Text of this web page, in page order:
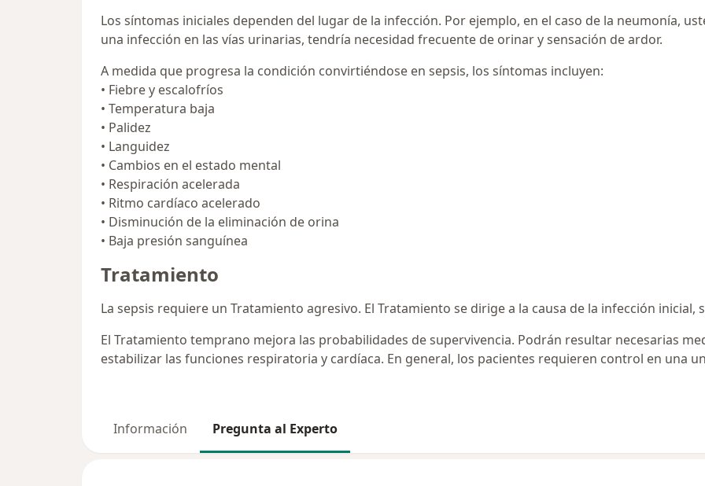
Los síntomas iniciales dependen del lugar de la infección. Por ejemplo, en el caso de la neumonía,
una infección en las vías urinarias, tendría necesidad frecuente de orinar y sensación de ardor.
A medida que progresa la condición convirtiéndose en sepsis, los síntomas incluyen:
• Fiebre y escalofríos
• Temperatura baja
• Palidez
• Languidez
• Cambios en el estado mental
• Respiración acelerada
• Ritmo cardíaco acelerado
• Disminución de la eliminación de orina
• Baja presión sanguínea
Tratamiento
La sepsis requiere un Tratamiento agresivo. El Tratamiento se dirige a la causa de la infección inicial,
El Tratamiento temprano mejora las probabilidades de supervivencia. Podrán resultar necesarias
estabilizar las funciones respiratoria y cardíaca. En general, los pacientes requieren control en una
Información Pregunta al Experto